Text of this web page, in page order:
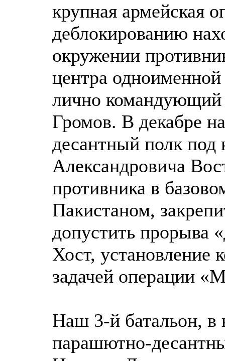
крупная армейская
деблокированию
окружении
центра
лично командующий
Громов. В декабре
десантный полк под
Александровича
противника в
Пакистаном,
допустить прорыва
Хост, установление
задачей операции
Наш 3-й батальон, в
парашютно-